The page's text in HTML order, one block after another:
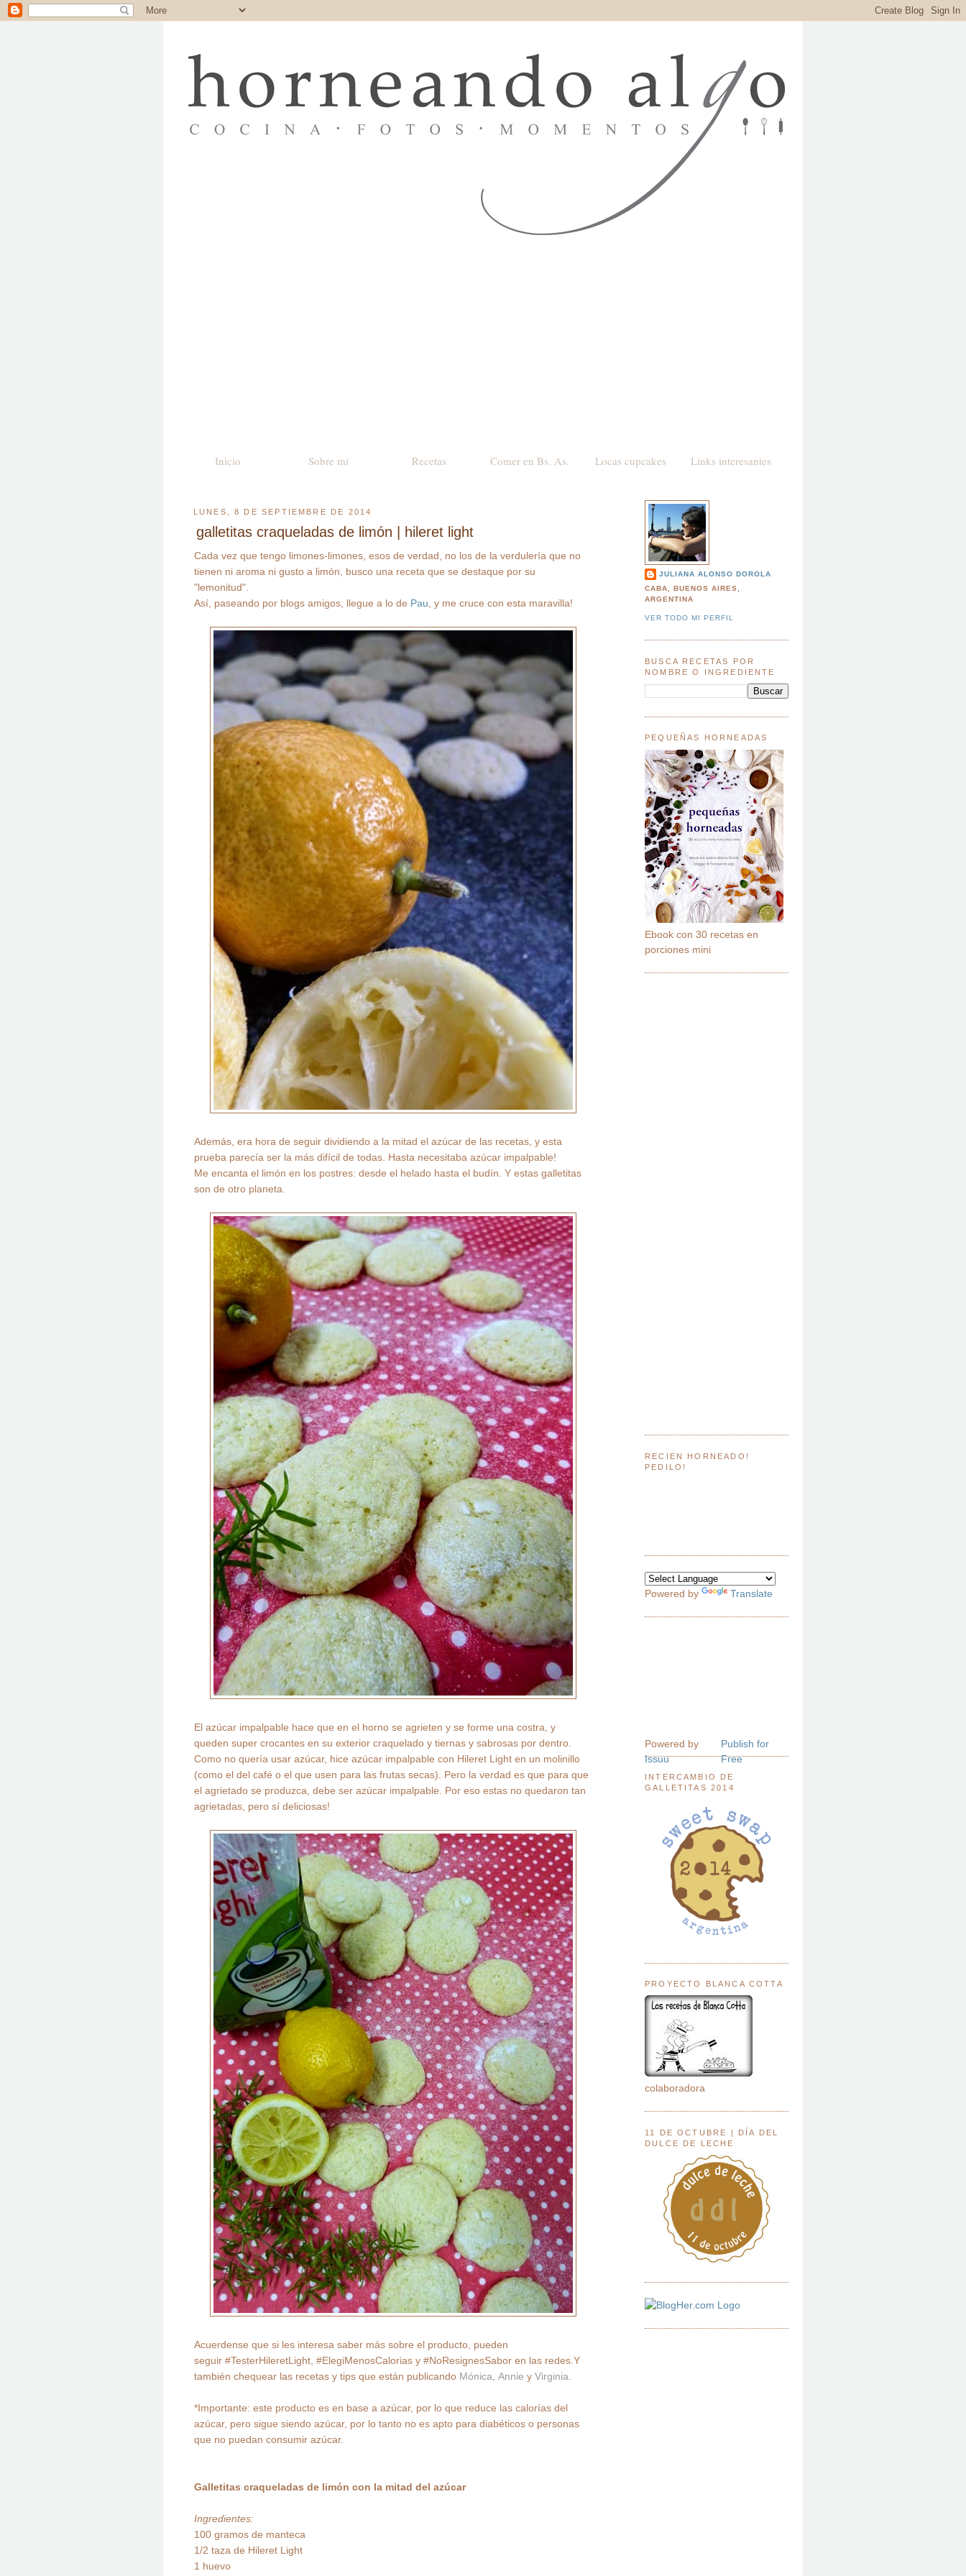
Inicio Sobre mí Recetas Comer en Bs. As. Locas cupcakes Links interesantes
LUNES, 8 DE SEPTIEMBRE DE 2014
galletitas craqueladas de limón | hileret light
Cada vez que tengo limones-limones, esos de verdad, no los de la verdulería que no
tienen ni aroma ni gusto a limón, busco una receta que se destaque por su
"lemonitud".
Así, paseando por blogs amigos, llegue a lo de Pau , y me cruce con esta maravilla!
Además, era hora de seguir dividiendo a la mitad el azúcar de las recetas, y esta
prueba parecía ser la más difícil de todas. Hasta necesitaba azúcar impalpable!
Me encanta el limón en los postres: desde el helado hasta el budín. Y estas galletitas
son de otro planeta.
El azúcar impalpable hace que en el horno se agrieten y se forme una costra, y
queden super crocantes en su exterior craquelado y tiernas y sabrosas por dentro.
Como no quería usar azúcar, hice azúcar impalpable con Hileret Light en un molinillo
(como el del café o el que usen para las frutas secas). Pero la verdad es que para que
el agrietado se produzca, debe ser azúcar impalpable. Por eso estas no quedaron tan
agrietadas, pero sí deliciosas!
Acuerdense que si les interesa saber más sobre el producto, pueden
seguir #TesterHileretLight, #ElegiMenosCalorias y #NoResignesSabor en las redes. Y
también chequear las recetas y tips que están publicando Mónica Annie y Virginia
*Importante: este producto es en base a azúcar, por lo que reduce las calorías del
azúcar, pero sigue siendo azúcar, por lo tanto no es apto para diabéticos o personas
que no puedan consumir azúcar.
Galletitas craqueladas de limón con la mitad del azúcar
Ingredientes:
100 gramos de manteca
1/2 taza de Hileret Light
1 huevo
JULIANA ALONSO DOROLA
CABA, BUENOS AIRES,
ARGENTINA
VER TODO MI PERFIL
BUSCA RECETAS POR
NOMBRE O INGREDIENTE
PEQUEÑAS HORNEADAS
Ebook con 30 recetas en
porciones mini
RECIEN HORNEADO!
PEDILO!
Powered by Translate
Powered by
Issuu
Publish for
Free
INTERCAMBIO DE
GALLETITAS 2014
PROYECTO BLANCA COTTA
colaboradora
11 DE OCTUBRE | DÍA DEL
DULCE DE LECHE